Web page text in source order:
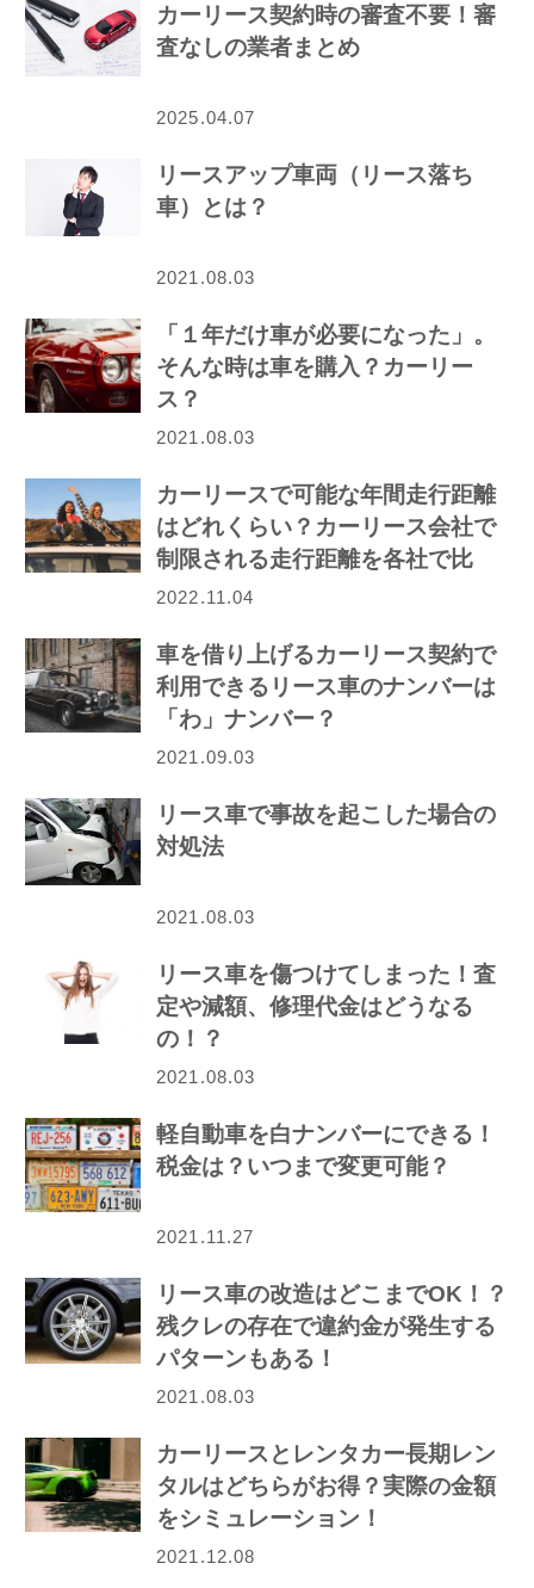
カーリース契約時の審査不要！審
査なしの業者まとめ
2025.04.07
リースアップ車両（リース落ち
車）とは？
2021.08.03
「１年だけ車が必要になった」。
そんな時は車を購入？カーリー
ス？
2021.08.03
カーリースで可能な年間走行距離
はどれくらい？カーリース会社で
制限される走行距離を各社で比
較！
2022.11.04
車を借り上げるカーリース契約で
利用できるリース車のナンバーは
「わ」ナンバー？
2021.09.03
リース車で事故を起こした場合の
対処法
2021.08.03
リース車を傷つけてしまった！査
定や減額、修理代金はどうなる
の！？
2021.08.03
軽自動車を白ナンバーにできる！
税金は？いつまで変更可能？
2021.11.27
リース車の改造はどこまでOK！？
残クレの存在で違約金が発生する
パターンもある！
2021.08.03
カーリースとレンタカー長期レン
タルはどちらがお得？実際の金額
をシミュレーション！
2021.12.08